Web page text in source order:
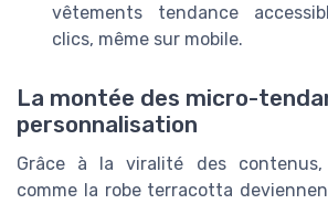
vêtements tendance
clics, même sur mobile.
La montée des micro-
personnalisation
Grâce à la viralité des contenus,
comme la robe terracotta